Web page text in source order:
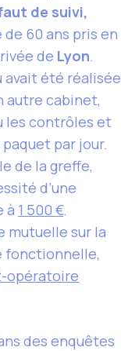
de suivi,
de 60 ans pris en
de Lyon.
avait été réalisée
autre cabinet,
les contrôles et
par jour.
de la greffe,
d’une
à 1 500 €.
mutuelle sur la
fonctionnelle,
opératoire
des enquêtes